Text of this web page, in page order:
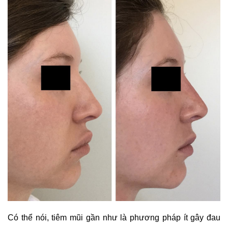
Có thể nói, tiêm mũi gần như là phương pháp ít gây đau